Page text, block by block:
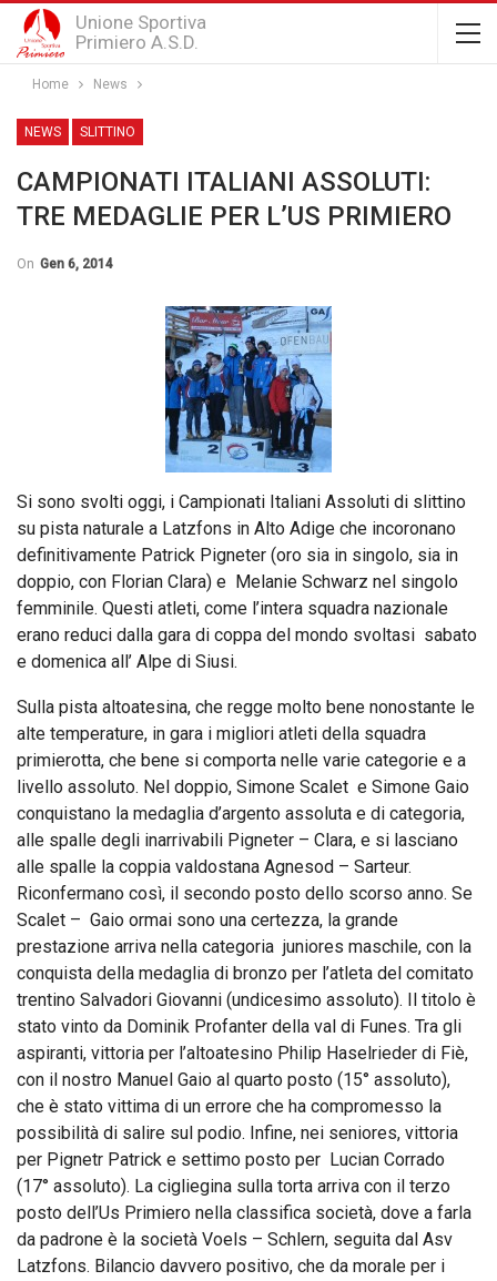
Unione Sportiva
Primiero A.S.D.
Home News
NEWS SLITTINO
CAMPIONATI ITALIANI ASSOLUTI:
TRE MEDAGLIE PER L’US PRIMIERO
On Gen 6, 2014
Si sono svolti oggi, i Campionati Italiani Assoluti di slittino
su pista naturale a Latzfons in Alto Adige che incoronano
definitivamente Patrick Pigneter (oro sia in singolo, sia in
doppio, con Florian Clara) e Melanie Schwarz nel singolo
femminile. Questi atleti, come l’intera squadra nazionale
erano reduci dalla gara di coppa del mondo svoltasi sabato
e domenica all’ Alpe di Siusi.
Sulla pista altoatesina, che regge molto bene nonostante le
alte temperature, in gara i migliori atleti della squadra
primierotta, che bene si comporta nelle varie categorie e a
livello assoluto. Nel doppio, Simone Scalet e Simone Gaio
conquistano la medaglia d’argento assoluta e di categoria,
alle spalle degli inarrivabili Pigneter – Clara, e si lasciano
alle spalle la coppia valdostana Agnesod – Sarteur.
Riconfermano così, il secondo posto dello scorso anno. Se
Scalet – Gaio ormai sono una certezza, la grande
prestazione arriva nella categoria juniores maschile, con la
conquista della medaglia di bronzo per l’atleta del comitato
trentino Salvadori Giovanni (undicesimo assoluto). Il titolo è
stato vinto da Dominik Profanter della val di Funes. Tra gli
aspiranti, vittoria per l’altoatesino Philip Haselrieder di Fiè,
con il nostro Manuel Gaio al quarto posto (15° assoluto),
che è stato vittima di un errore che ha compromesso la
possibilità di salire sul podio. Infine, nei seniores, vittoria
per Pignetr Patrick e settimo posto per Lucian Corrado
(17° assoluto). La cigliegina sulla torta arriva con il terzo
posto dell’Us Primiero nella classifica società, dove a farla
da padrone è la società Voels – Schlern, seguita dal Asv
Latzfons. Bilancio davvero positivo, che da morale per i